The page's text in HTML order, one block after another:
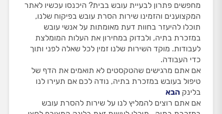
מחפשים פתרון לבעיית עובש בבית? היכנסו עכשיו לאתר
המקצוענים והזמינו שירות הסרת עובש בפיקוח שלנו,
תוכלו להיעזר בחוות דעת מאומתות על אנשי עובש
במזכרת בתיה, ולבדוק במחירון את העלות המומלצת
לעבודות. מוקד השירות שלנו זמין לכל שאלה לפני ותוך
כדי העבודה.
אם אתם מרגישים שהטקסטים לא תואמים את הדף של
טיפול בעובש במזכרת בתיה, נודה לכם אם תעירו לנו
בלינק הבא
אם אתם רוצים להמליץ לנו על שירות להסרת עובש